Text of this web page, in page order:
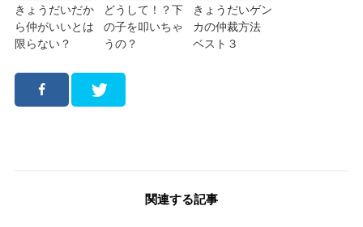
きょうだいだか
ら仲がいいとは
限らない？
どうして！？下
の子を叩いちゃ
うの？
きょうだいゲン
カの仲裁方法
ベスト３
関連する記事